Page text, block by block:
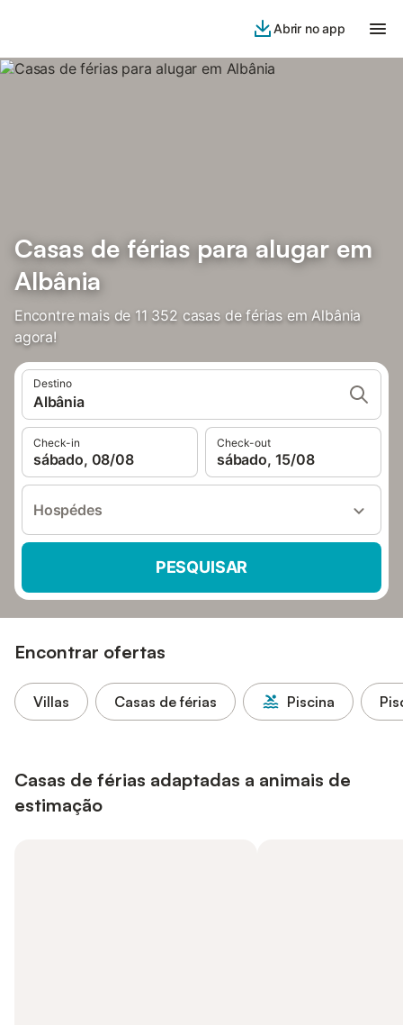
Abrir no app
Casas de férias para alugar em
Albânia
Encontre mais de 11 352 casas de férias em Albânia
agora!
Destino
Albânia
Check-in
sábado, 08/08
Check-out
sábado, 15/08
Hospédes
PESQUISAR
Encontrar ofertas
Villas Casas de férias Piscina
Casas de férias adaptadas a animais de
estimação